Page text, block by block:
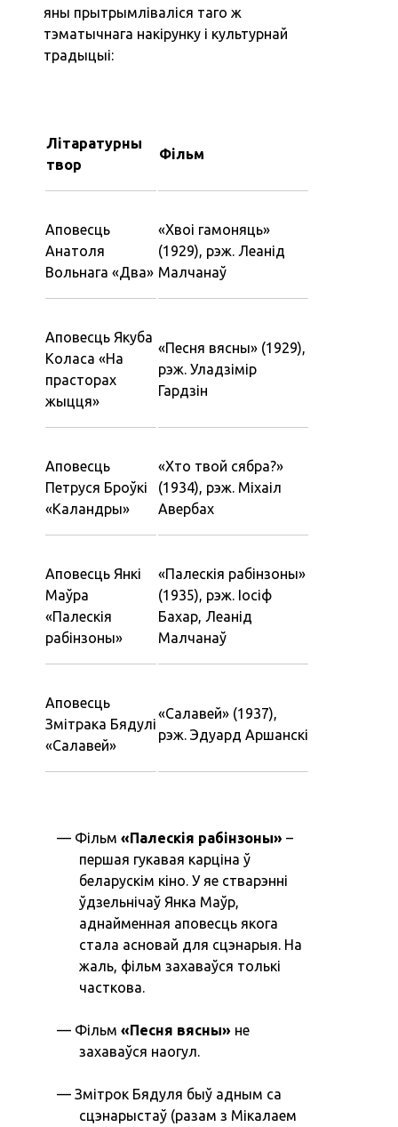
яны прытрымліваліся таго ж
тэматычнага накірунку і культурнай
традыцыі:
Літаратурны
твор
Фільм
Аповесць
Анатоля
Вольнага «‎Два»
«‎Хвоі гамоняць‎»
(1929), рэж. Леанід
Малчанаў
Аповесць Якуба
Коласа «‎На
прасторах
жыцця»
«‎Песня вясны» (1929),
рэж. Уладзімір
Гардзін
Аповесць
Петруся Броўкі
«‎Каландры»
«‎Хто твой сябра?»
(1934), рэж. Міхаіл
Авербах
Аповесць Янкі
Маўра
«‎Палескія
рабінзоны»
«‎Палескія рабінзоны»
(1935), рэж. Іосіф
Бахар, Леанід
Малчанаў
Аповесць
Змітрака Бядулі
«‎Салавей»
«‎Салавей» (1937),
рэж. Эдуард Аршанскі
Фільм«‎Палескія рабінзоны» –
першая гукавая карціна ў
беларускім кіно. У яе стварэнні
ўдзельнічаў Янка Маўр,
аднайменная аповесць якога
стала асновай для сцэнарыя. На
жаль, фільм захаваўся толькі
часткова.
Фільм«‎Песня вясны» не
захаваўся наогул.
Змітрок Бядуля быў адным са
сцэнарыстаў (разам з Мікалаем